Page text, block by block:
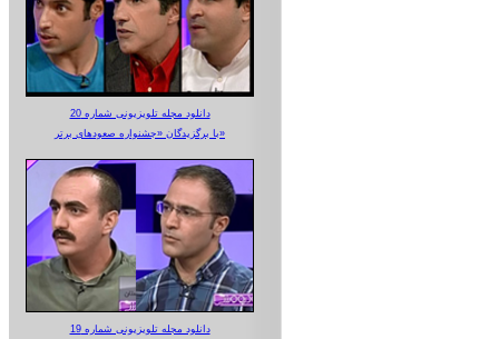
دانلود مجله تلویزیونی شماره 20
با برگزیدگان «جشنواره صعودهای برتر»
دانلود مجله تلویزیونی شماره 19